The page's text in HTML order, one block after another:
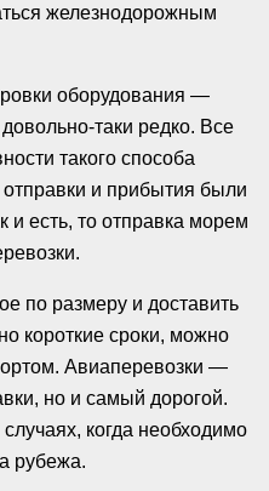
железнодорожным
оборудования —
таки редко. Все
такого способа
и прибытия были
есть, то отправка морем
по размеру и доставить
короткие сроки, можно
Авиаперевозки —
но и самый дорогой.
когда необходимо
рубежа.